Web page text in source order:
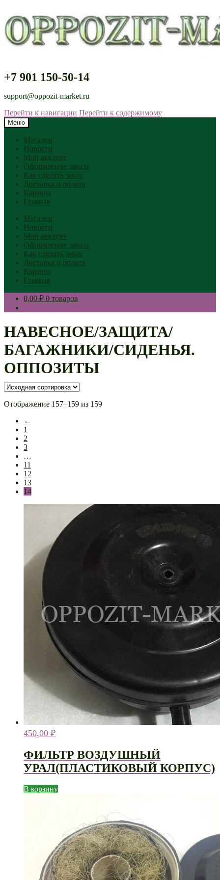
+7 901 150-50-14
support@oppozit-market.ru
Перейти к навигации Перейти к содержимому
Меню
Магазин
Новости
Мой аккаунт
Оформление заказа
Как сделать заказ
Доставка и оплата
Корзина
Главная
Магазин
Новости
Мой аккаунт
Оформление заказа
Как сделать заказ
Доставка и оплата
Корзина
Главная
0,00 ₽ 0 товаров
НАВЕСНОЕ/ЗАЩИТА/
БАГАЖНИКИ/СИДЕНЬЯ.
ОППОЗИТЫ
Отображение 157–159 из 159
←
1
2
3
…
11
12
13
14
450,00 ₽
ФИЛЬТР ВОЗДУШНЫЙ
УРАЛ(ПЛАСТИКОВЫЙ КОРПУС)
В корзину